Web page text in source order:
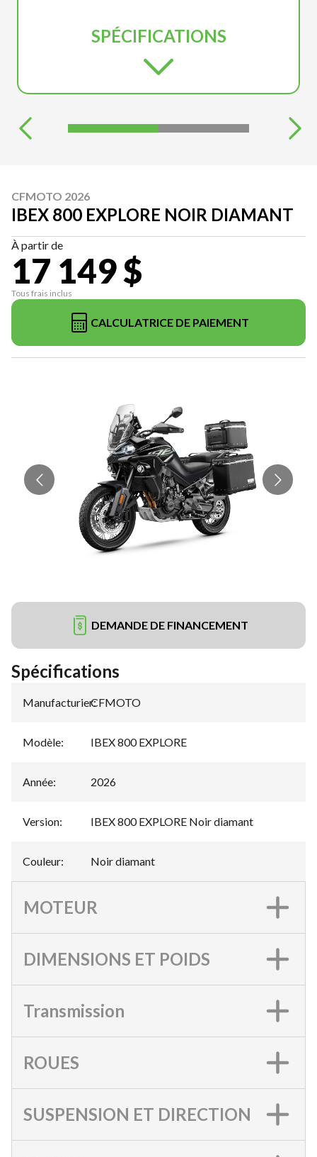
SPÉCIFICATIONS
CFMOTO 2026
IBEX 800 EXPLORE NOIR DIAMANT
À partir de
17 149 $
Tous frais inclus
CALCULATRICE DE PAIEMENT
DEMANDE DE FINANCEMENT
Spécifications
Manufacturier:
CFMOTO
Modèle: IBEX 800 EXPLORE
Année: 2026
Version: IBEX 800 EXPLORE Noir diamant
Couleur: Noir diamant
MOTEUR
DIMENSIONS ET POIDS
Transmission
ROUES
SUSPENSION ET DIRECTION